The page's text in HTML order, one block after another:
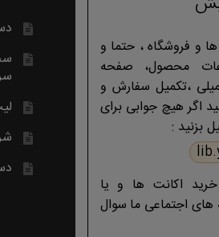
ها و فروشگاه ، حتما و
محصول، صفحه
،تکمیل سفارش و
اگر هیچ جوابی برای
بزنید :
اکانت ها و یا
اجتماعی ما سوال
روش